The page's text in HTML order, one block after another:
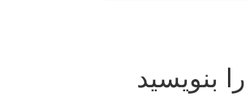
بنویسید